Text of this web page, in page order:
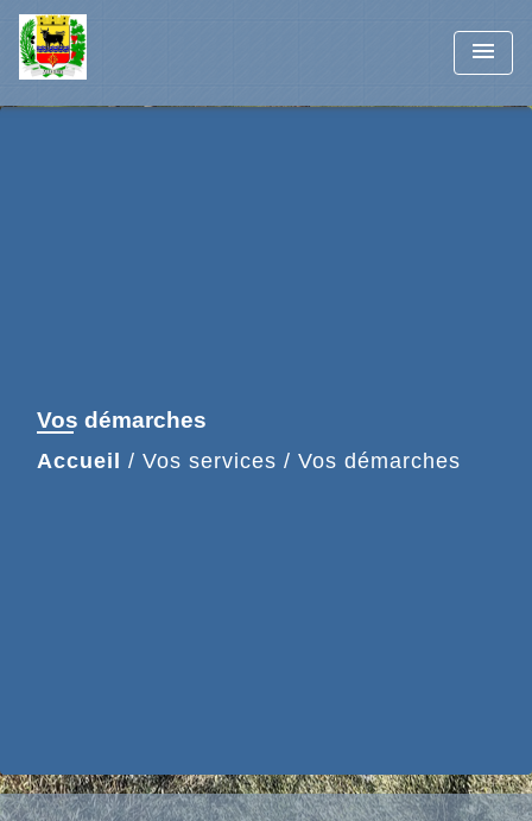
menu
Vos démarches
Accueil / Vos services / Vos démarches